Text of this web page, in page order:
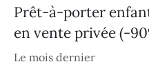
Prêt-à-porter
en vente privée (-
Le mois dernier